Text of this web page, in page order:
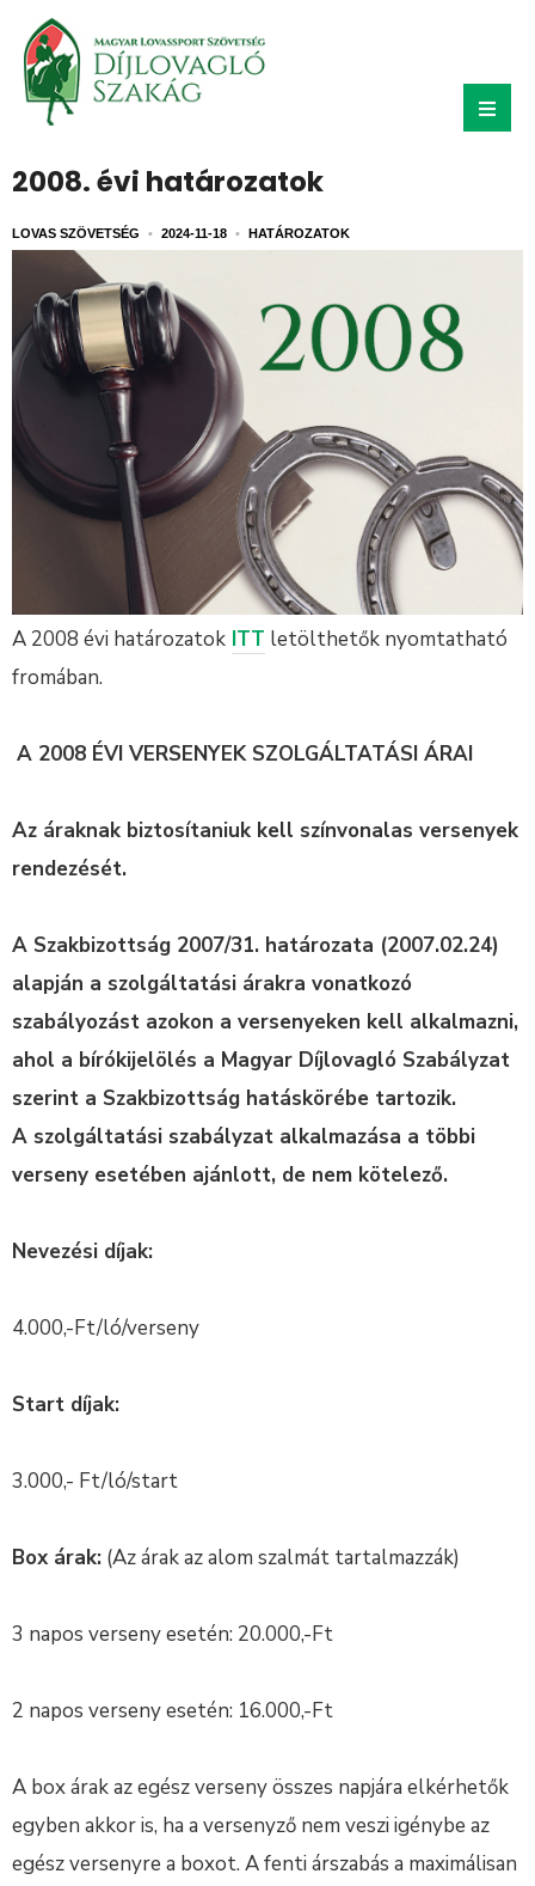
2008. évi határozatok
LOVAS SZÖVETSÉG • 2024-11-18 • HATÁROZATOK
A 2008 évi határozatok ITT letölthetők nyomtatható
fromában.
A 2008 ÉVI VERSENYEK SZOLGÁLTATÁSI ÁRAI
Az áraknak biztosítaniuk kell színvonalas versenyek
rendezését.
A Szakbizottság 2007/31. határozata (2007.02.24)
alapján a szolgáltatási árakra vonatkozó
szabályozást azokon a versenyeken kell alkalmazni,
ahol a bírókijelölés a Magyar Díjlovagló Szabályzat
szerint a Szakbizottság hatáskörébe tartozik.
A szolgáltatási szabályzat alkalmazása a többi
verseny esetében ajánlott, de nem kötelező.
Nevezési díjak:
4.000,-Ft/ló/verseny
Start díjak:
3.000,- Ft/ló/start
Box árak: (Az árak az alom szalmát tartalmazzák)
3 napos verseny esetén: 20.000,-Ft
2 napos verseny esetén: 16.000,-Ft
A box árak az egész verseny összes napjára elkérhetők
egyben akkor is, ha a versenyző nem veszi igénybe az
egész versenyre a boxot. A fenti árszabás a maximálisan